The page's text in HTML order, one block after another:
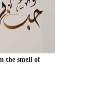
the smell of